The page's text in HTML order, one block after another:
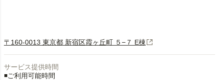
〒160-0013 東京都 新宿区霞ヶ丘町 ５−７ E棟
サービス提供時間
◾️ご利用可能時間